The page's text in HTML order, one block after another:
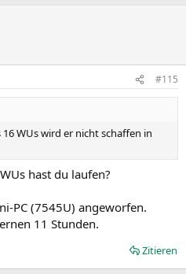
#115
WUs wird er nicht schaffen in
hast du laufen?
PC (7545U) angeworfen.
11 Stunden.
Zitieren